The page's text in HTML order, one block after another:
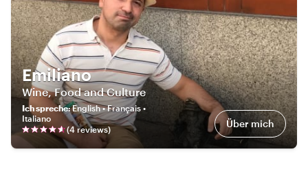
Emiliano
Wine, Food and Culture
Ich spreche:English • Français •
Italiano
(4reviews) Über mich